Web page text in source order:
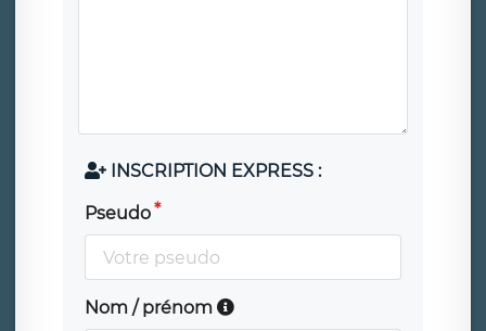
INSCRIPTION EXPRESS :
Pseudo
Nom / prénom